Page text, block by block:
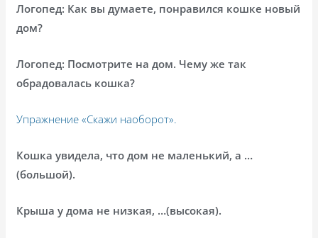
Логопед: Как вы думаете, понравился кошке новый
дом?
Логопед: Посмотрите на дом. Чему же так
обрадовалась кошка?
Упражнение «Скажи наоборот».
Кошка увидела, что дом не маленький, а …
(большой).
Крыша у дома не низкая, …(высокая).